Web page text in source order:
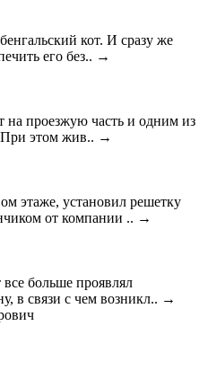
кот. И сразу же
его без.. →
на проезжую часть и одним из
При этом жив.. →
этаже, установил решетку
от компании .. →
больше проявлял
в связи с чем возникл.. →